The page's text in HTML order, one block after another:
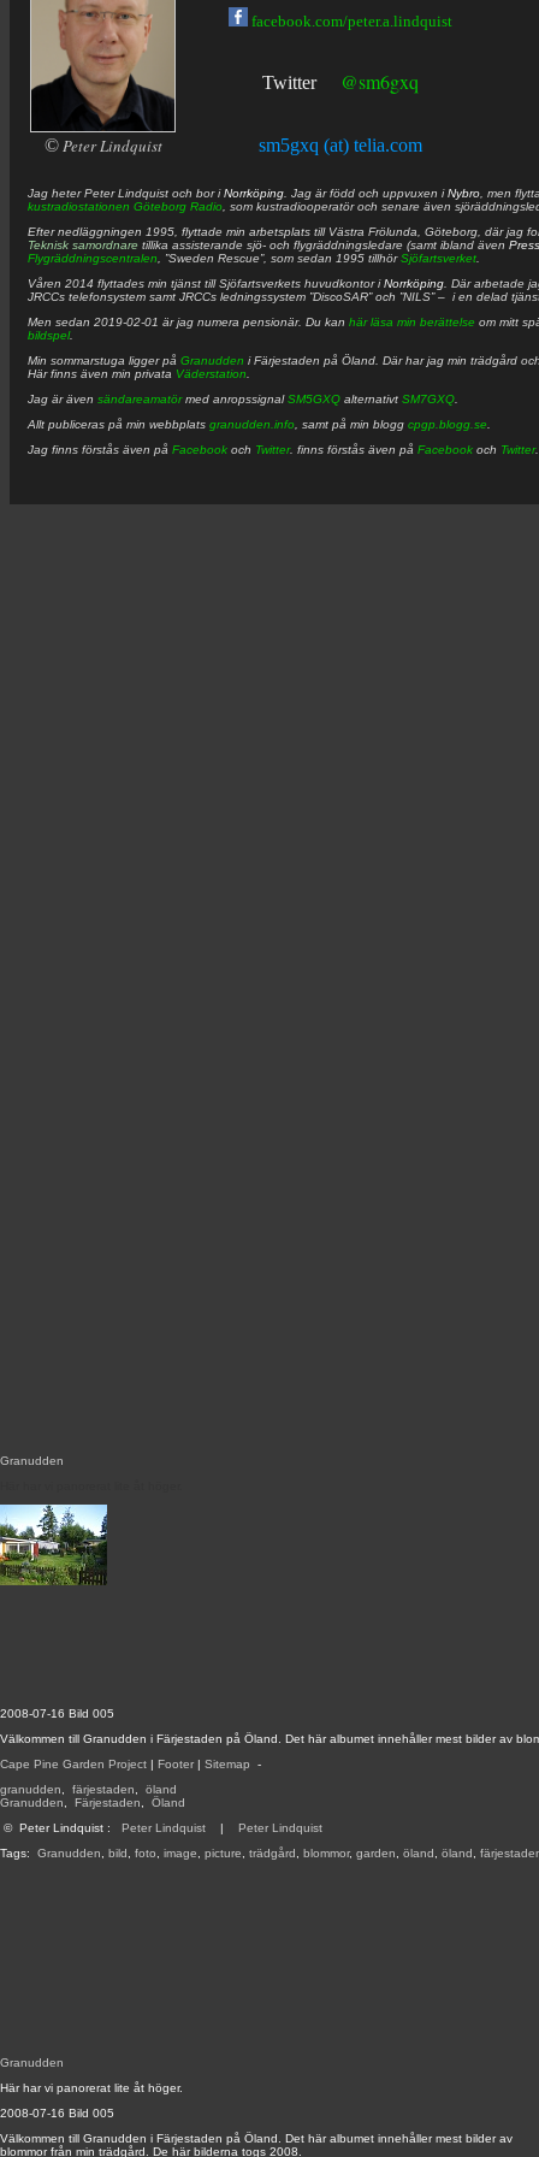
2008-07-16 Bild 005
Välkommen till Granudden i Färjestaden på Öland. Det här albumet innehåller mest bilder av
Cape Pine Garden Project | Footer | Sitemap -
granudden
färjestaden
öland
Granudden
Färjestaden
Öland
© Peter Lindquist : Peter Lindquist | Peter Lindquist
Tags: Granudden bild foto image picture trädgård blommor, garden öland öland
Granudden
Granudden
Här har vi panorerat lite åt höger.
2008-07-16 Bild 005
Välkommen till Granudden i Färjestaden på Öland. Det här albumet innehåller mest bilder av
blommor från min trädgård. De här bilderna togs 2008.
© Peter Lindquist
facebook.com/peter.a.lindquist
Twitter @sm6gxq
sm5gxq (at) telia.com
Jag heterPeter Lindquist och bor iNorrköping . Jag är född och uppvuxen iNybro , men
kustradiostationen Göteborg Radio , som kustradiooperatör och senare även
Efter nedläggningen 1995, flyttade min arbetsplats till Västra Frölunda, Göteborg, där jag
Teknisk samordnare tillika assisterande sjö- och flygräddningsledare (samt ibland även
Flygräddningscentralen , ”Sweden Rescue”, som sedan 1995 tillhörSjöfartsverket
Våren 2014 flyttades min tjänst till Sjöfartsverkets huvudkontor iNorrköping . Där arbetade
JRCCs telefonsystem samt JRCCs ledningssystem ”DiscoSAR” och ”NILS” – i en delad
Men sedan 2019-02-01 är jag numera pensionär. Du kan här läsa min berättelse om mitt
bildspel.
Min sommarstuga ligger på Granudden i Färjestaden på Öland. Där har jag min trädgård
Här finns även min privata Väderstation
Jag är även sändareamatörmed anropssignalSM5GXQ alternativt SM7GXQ
Allt publiceras på min webbplats granudden.info , samt på min blogg cpgp.blogg.se
Jag finns förstås även på Facebook och Twitter. finns förstås även på Facebook och Twitter.